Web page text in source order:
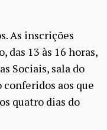
As inscrições
das 13 às 16 horas,
Sociais, sala do
conferidos aos que
quatro dias do